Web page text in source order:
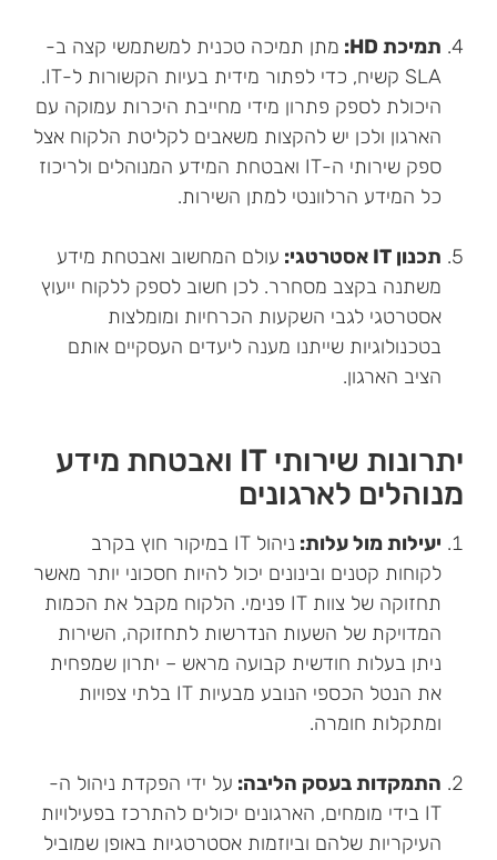
תמיכת HD:
מתן תמיכה טכנית למשתמשי קצה ב-
SLA קשיח, כדי לפתור מידית בעיות הקשורות ל-IT.
היכולת לספק פתרון מידי מחייבת היכרות עמוקה עם
הארגון ולכן יש להקצות משאבים לקליטת הלקוח אצל
ספק שירותי ה-IT ואבטחת המידע המנוהלים ולריכוז
כל המידע הרלוונטי למתן השירות.
תכנון IT אסטרטגי:
עולם המחשוב ואבטחת מידע
משתנה בקצב מסחרר. לכן חשוב לספק ללקוח ייעוץ
אסטרטגי לגבי השקעות הכרחיות ומומלצות
בטכנולוגיות שייתנו מענה ליעדים העסקיים אותם
הציב הארגון.
יתרונות שירותי IT ואבטחת מידע
מנוהלים לארגונים
יעילות מול עלות:
ניהול IT במיקור חוץ בקרב
לקוחות קטנים ובינונים יכול להיות חסכוני יותר מאשר
תחזוקה של צוות IT פנימי. הלקוח מקבל את הכמות
המדויקת של השעות הנדרשות לתחזוקה, השירות
ניתן בעלות חודשית קבועה מראש – יתרון שמפחית
את הנטל הכספי הנובע מבעיות IT בלתי צפויות
ומתקלות חומרה.
התמקדות בעסק הליבה: על ידי הפקדת ניהול ה-
IT בידי מומחים, הארגונים יכולים להתרכז בפעילויות
העיקריות שלהם וביוזמות אסטרטגיות באופן שמוביל